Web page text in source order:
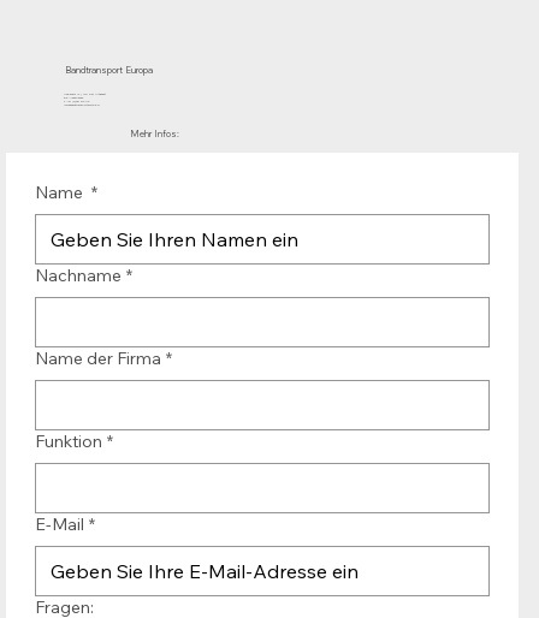
Bandtransport Europa
Mühlenhof 12 | 1911 DB Uitgeest
die Niederlande
T.:+31 (0)251 319 119
info@bandtransporteurope.nl
Mehr Infos:
Name *
Nachname *
Name der Firma *
Funktion *
E-Mail *
Fragen: